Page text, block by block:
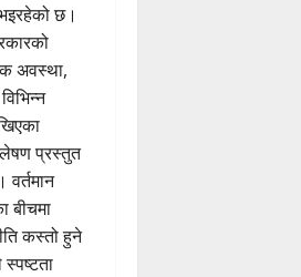
छ।
अवस्था,
प्रस्तुत
वर्तमान
बीचमा
कस्तो हुने